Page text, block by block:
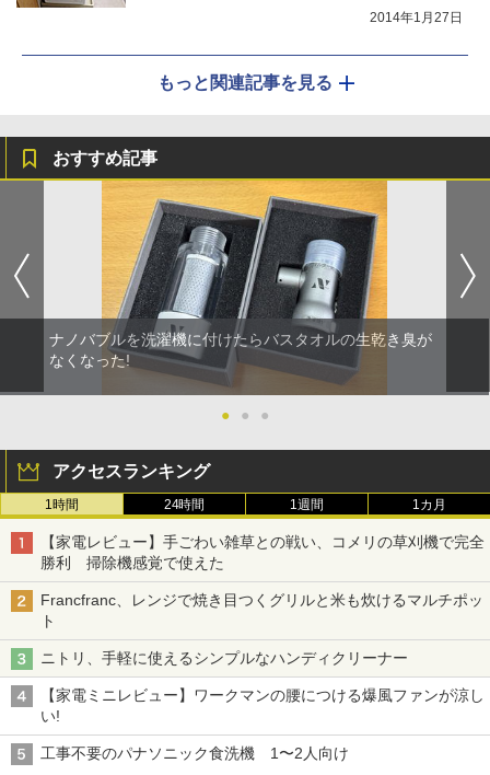
2014年1月27日
もっと関連記事を見る
おすすめ記事
ナノバブルを洗濯機に付けたらバスタオルの生乾き臭が
なくなった!
● ● ●
アクセスランキング
1時間 24時間 1週間 1カ月
【家電レビュー】手ごわい雑草との戦い、コメリの草刈機で完全
勝利 掃除機感覚で使えた
Francfranc、レンジで焼き目つくグリルと米も炊けるマルチポッ
ト
ニトリ、手軽に使えるシンプルなハンディクリーナー
【家電ミニレビュー】ワークマンの腰につける爆風ファンが涼し
い!
工事不要のパナソニック食洗機 1〜2人向け